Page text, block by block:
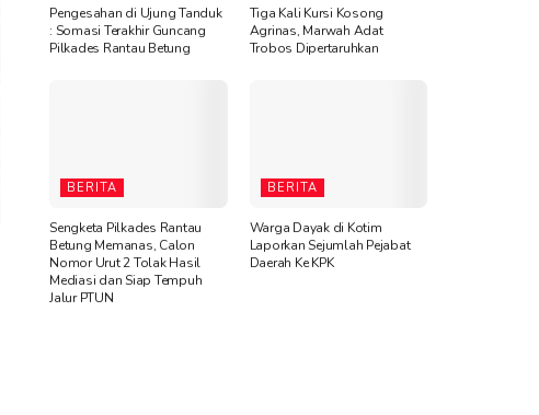
Pengesahan di Ujung Tanduk
: Somasi Terakhir Guncang
Pilkades Rantau Betung
Tiga Kali Kursi Kosong
Agrinas, Marwah Adat
Trobos Dipertaruhkan
BERITA
Sengketa Pilkades Rantau
Betung Memanas, Calon
Nomor Urut 2 Tolak Hasil
Mediasi dan Siap Tempuh
Jalur PTUN
BERITA
Warga Dayak di Kotim
Laporkan Sejumlah Pejabat
Daerah Ke KPK